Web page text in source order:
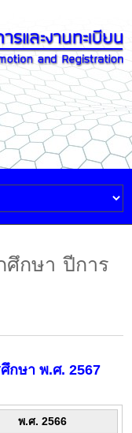
ศึกษา ปีการ
กษา พ.ศ. 2567
พ.ศ. 2566